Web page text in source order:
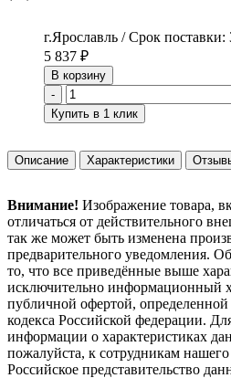
г.Ярославль / Срок поставки:
5 837 ₽
В корзину
-
Купить в 1 клик
Описание Характеристики
Внимание! Изображение товара,
отличаться от действительного
так же может быть изменена
предварительного уведомления.
то, что все приведённые выше
исключительно информационный
публичной офертой, определенной
кодекса Российской федерации.
информации о характеристиках
пожалуйста, к сотрудникам
Российское представительство